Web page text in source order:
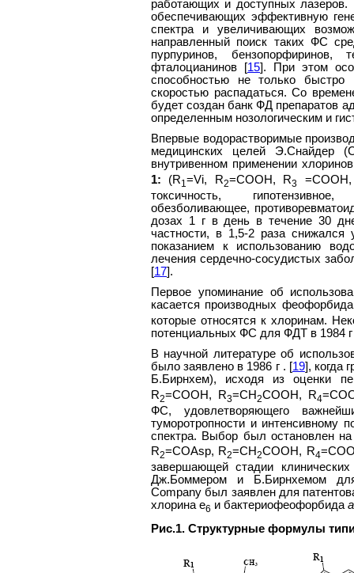
работающих и доступных
обеспечивающих эффективную
спектра и увеличивающих
направленный поиск таких ФС
пурпуринов, бензопорфиринов,
фталоцианинов [15]. При этом
способностью не только
скоростью распадаться. Со
будет создан банк ФД препаратов
определенным нозологическим и
Впервые водорастворимые
медицинских целей
внутривенном применении
1: (R1=Vi, R2=COOH, R3
токсичность, гипотензивное,
обезболивающее,
дозах 1 г в день в течение 30
частности, в 1,5-2 раза снижался
показанием к использованию
лечения сердечно-сосудистых
[17].
Первое упоминание об
касается производных
которые относятся к хлоринам.
потенциальных ФС для ФДТ в 1984
В научной литературе об
было заявлено в 1986 г . [19], когда
Б.Бирнхем), исходя из оценки
R2=COOH, R3=CH2COOH, R4
ФС, удовлетворяющего
туморотропности и интенсивному
спектра. Выбор был остановлен
R2=COAsp, R2=CH2COOH, R4
завершающей стадии
Дж.Боммером и Б.Бирнхемом
Company был заявлен для
хлорина е6 и бактериофеофорбида
Рис.1. Структурные формулы